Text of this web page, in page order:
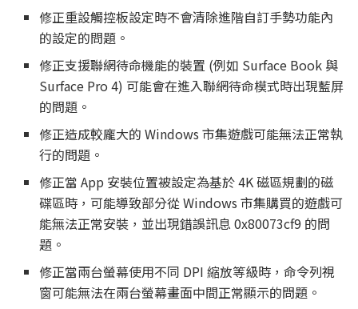
修正重設觸控板設定時不會清除進階自訂手勢功能內
的設定的問題。
修正支援聯網待命機能的裝置 (例如 Surface Book 與
Surface Pro 4) 可能會在進入聯網待命模式時出現藍屏
的問題。
修正造成較龐大的 Windows 市集遊戲可能無法正常執
行的問題。
修正當 App 安裝位置被設定為基於 4K 磁區規劃的磁
碟區時，可能導致部分從 Windows 市集購買的遊戲可
能無法正常安裝，並出現錯誤訊息 0x80073cf9 的問
題。
修正當兩台螢幕使用不同 DPI 縮放等級時，命令列視
窗可能無法在兩台螢幕畫面中間正常顯示的問題。